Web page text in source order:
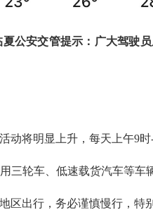
公安交管提示：广大驾驶
将明显上升，每天上午9
三轮车、低速载货汽车等
出行，务必谨慎慢行，特